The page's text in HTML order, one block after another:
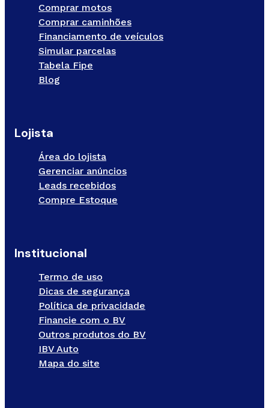
Comprar motos
Comprar caminhões
Financiamento de veículos
Simular parcelas
Tabela Fipe
Blog
Lojista
Área do lojista
Gerenciar anúncios
Leads recebidos
Compre Estoque
Institucional
Termo de uso
Dicas de segurança
Política de privacidade
Financie com o BV
Outros produtos do BV
IBV Auto
Mapa do site